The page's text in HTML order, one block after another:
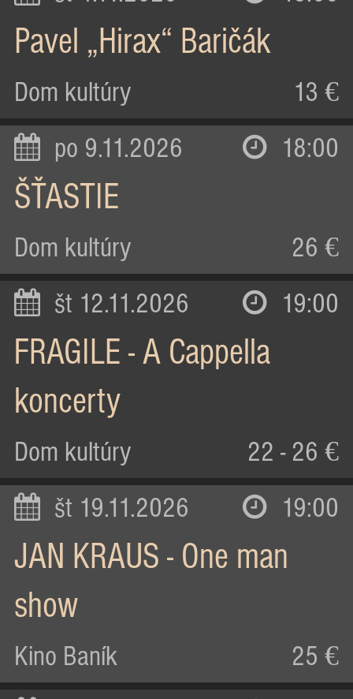
Pavel „Hirax“ Baričák
Dom kultúry 13 €
po 9.11.2026 18:00
ŠŤASTIE
Dom kultúry 26 €
št 12.11.2026 19:00
FRAGILE - A Cappella
koncerty
Dom kultúry 22 - 26 €
št 19.11.2026 19:00
JAN KRAUS - One man
show
Kino Baník 25 €